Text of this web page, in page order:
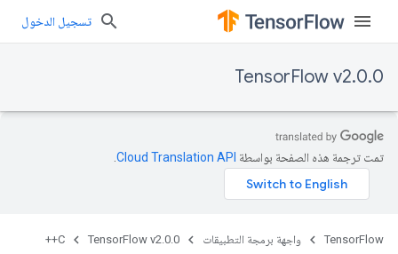
تسجيل الدخول
TensorFlow v2.0.0
تمت ترجمة هذه الصفحة بواسطة Cloud Translation API‏
TensorFlow واجهة برمجة التطبيقات TensorFlow v2.0.0
C++